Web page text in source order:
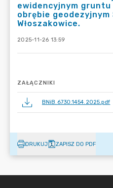
ewidencyjnym
obrębie geodezyjnym
Włoszakowice.
2025-11-26 13:59
ZAŁĄCZNIKI
BNiB.6730.1454.2025.pdf
DRUKUJ ZAPISZ DO PDF